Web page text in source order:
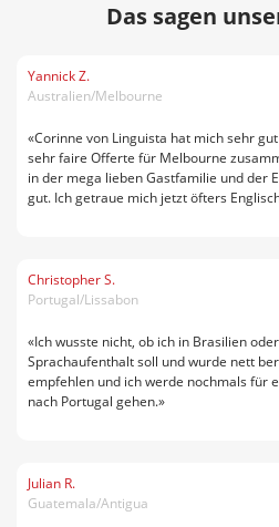
Das sagen
Yannick Z.
Australien/Melbourne
«Corinne von Linguista hat mich sehr
sehr faire Offerte für Melbourne
in der mega lieben Gastfamilie und der
gut. Ich getraue mich jetzt öfters
Christopher S.
Portugal/Lissabon
«Ich wusste nicht, ob ich in Brasilien
Sprachaufenthalt soll und wurde nett
empfehlen und ich werde nochmals für
nach Portugal gehen.»
Julian R.
Guatemala/Antigua